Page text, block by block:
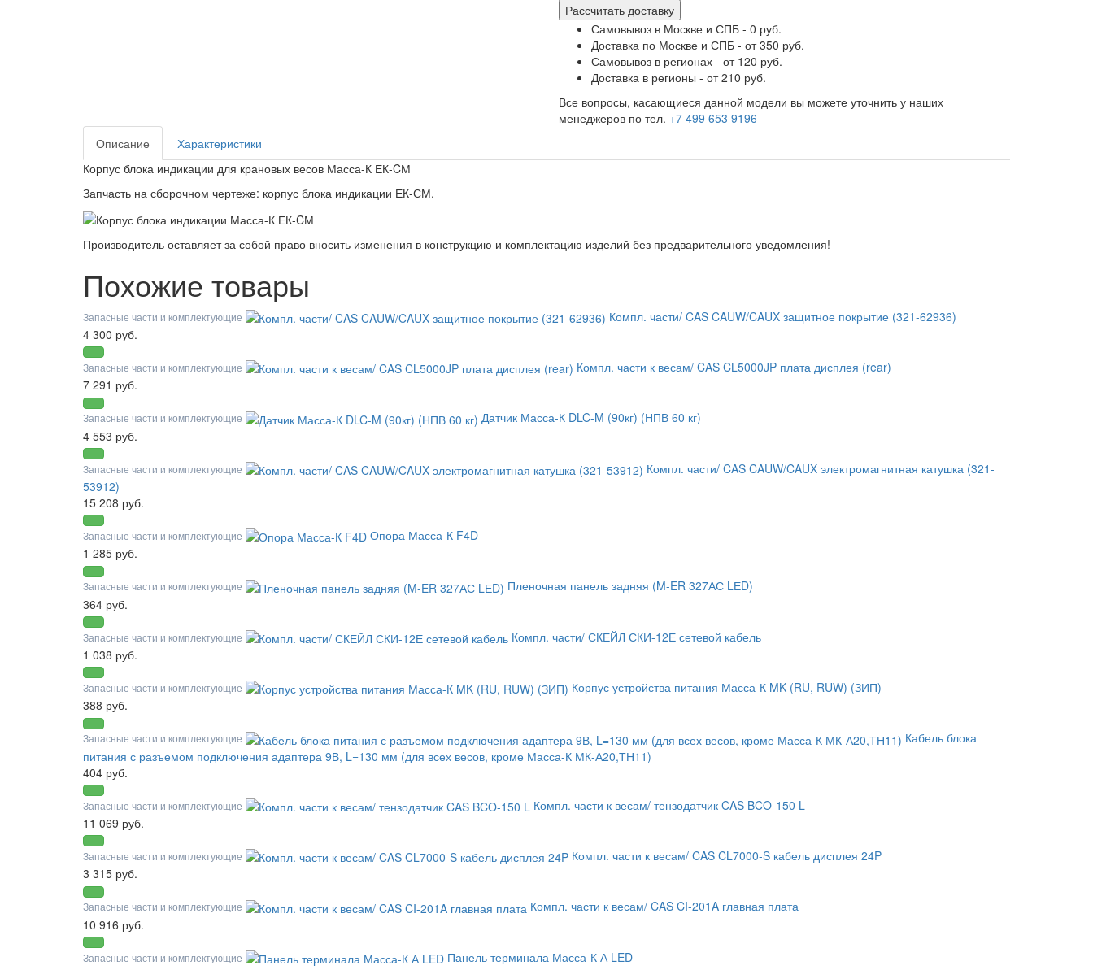
Рассчитать доставку
Самовывоз в Москве и СПБ - 0 руб.
Доставка по Москве и СПБ - от 350 руб.
Самовывоз в регионах - от 120 руб.
Доставка в регионы - от 210 руб.
Все вопросы, касающиеся данной модели вы можете уточнить у наших
менеджеров по тел. +7 499 653 9196
Описание
Характеристики
Корпус блока индикации для крановых весов Масса-К ЕК-CМ
Запчасть на сборочном чертеже: корпус блока индикации ЕК-СМ.
Производитель оставляет за собой право вносить изменения в конструкцию и комплектацию изделий без предварительного уведомления!
Похожие товары
Запасные части и комплектующие
Компл. части/ CAS CAUW/CAUX защитное покрытие (321-62936)
4 300 руб.
Запасные части и комплектующие
Компл. части к весам/ CAS CL5000JP плата дисплея (rear)
7 291 руб.
Запасные части и комплектующие
Датчик Масса-К DLC-M (90кг) (НПВ 60 кг)
4 553 руб.
Запасные части и комплектующие
Компл. части/ CAS CAUW/CAUX электромагнитная катушка (321-
53912)
15 208 руб.
Запасные части и комплектующие
Опора Масса-К F4D
1 285 руб.
Запасные части и комплектующие
Пленочная панель задняя (M-ER 327АС LЕD)
364 руб.
Запасные части и комплектующие
Компл. части/ СКЕЙЛ СКИ-12Е сетевой кабель
1 038 руб.
Запасные части и комплектующие
Корпус устройства питания Масса-К MK (RU, RUW) (ЗИП)
388 руб.
Запасные части и комплектующие
Кабель блока
питания с разъемом подключения адаптера 9В, L=130 мм (для всех весов, кроме Масса-К МК-А20,ТН11)
404 руб.
Запасные части и комплектующие
Компл. части к весам/ тензодатчик CAS BCO-150 L
11 069 руб.
Запасные части и комплектующие
Компл. части к весам/ CAS CL7000-S кабель дисплея 24P
3 315 руб.
Запасные части и комплектующие
Компл. части к весам/ CAS CI-201A главная плата
10 916 руб.
Запасные части и комплектующие
Панель терминала Масса-К А LED